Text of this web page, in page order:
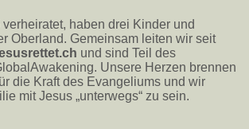
haben drei Kinder und
Oberland. Gemeinsam leiten wir seit
und sind Teil des
Unsere Herzen brennen
die Kraft des Evangeliums und wir
mit Jesus „unterwegs“ zu sein.